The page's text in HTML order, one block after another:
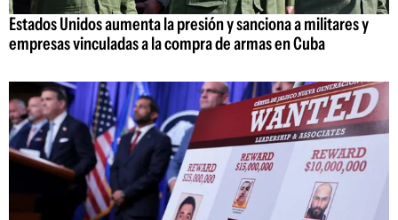
Estados Unidos aumenta la presión y sanciona a militares y
empresas vinculadas a la compra de armas en Cuba